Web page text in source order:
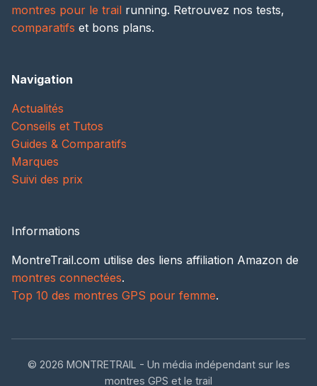
montres pour le trail running. Retrouvez nos tests,
comparatifs et bons plans.
Navigation
Actualités
Conseils et Tutos
Guides & Comparatifs
Marques
Suivi des prix
Informations
MontreTrail.com utilise des liens affiliation Amazon de
montres connectées.
Top 10 des montres GPS pour femme.
© 2026 MONTRETRAIL - Un média indépendant sur les
montres GPS et le trail